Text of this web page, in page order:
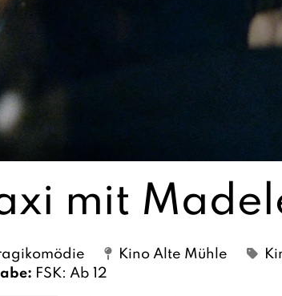
mit
Kino Alte Mühle
FSK: Ab 12